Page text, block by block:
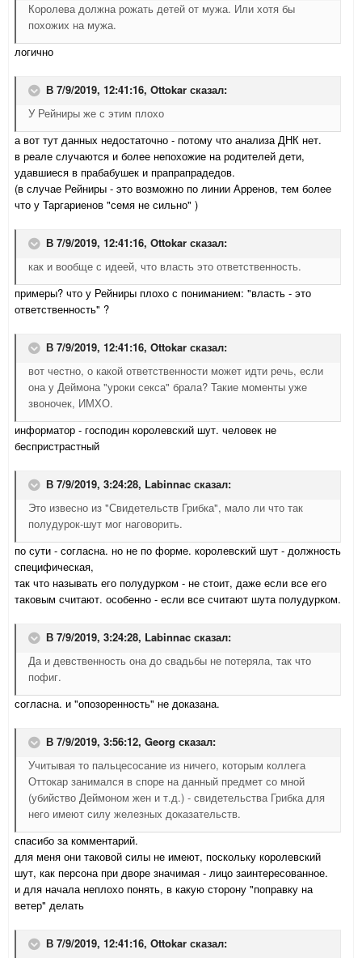
Королева должна рожать детей от мужа. Или хотя бы
похожих на мужа.
логично
В 7/9/2019, 12:41:16, Ottokar сказал:
У Рейниры же с этим плохо
а вот тут данных недостаточно - потому что анализа ДНК нет.
в реале случаются и более непохожие на родителей дети,
удавшиеся в прабабушек и прапрапрадедов.
(в случае Рейниры - это возможно по линии Арренов, тем более
что у Таргариенов "семя не сильно" )
В 7/9/2019, 12:41:16, Ottokar сказал:
как и вообще с идеей, что власть это ответственность.
примеры? что у Рейниры плохо с пониманием: "власть - это
ответственность" ?
В 7/9/2019, 12:41:16, Ottokar сказал:
вот честно, о какой ответственности может идти речь, если
она у Деймона "уроки секса" брала? Такие моменты уже
звоночек, ИМХО.
информатор - господин королевский шут. человек не
беспристрастный
В 7/9/2019, 3:24:28, Labinnac сказал:
Это извесно из "Свидетельств Грибка", мало ли что так
полудурок-шут мог наговорить.
по сути - согласна. но не по форме. королевский шут - должность
специфическая,
так что называть его полудурком - не стоит, даже если все его
таковым считают. особенно - если все считают шута полудурком.
В 7/9/2019, 3:24:28, Labinnac сказал:
Да и девственность она до свадьбы не потеряла, так что
пофиг.
согласна. и "опозоренность" не доказана.
В 7/9/2019, 3:56:12, Georg сказал:
Учитывая то пальцесосание из ничего, которым коллега
Оттокар занимался в споре на данный предмет со мной
(убийство Деймоном жен и т.д.) - свидетельства Грибка для
него имеют силу железных доказательств.
спасибо за комментарий.
для меня они таковой силы не имеют, поскольку королевский
шут, как персона при дворе значимая - лицо заинтересованное.
и для начала неплохо понять, в какую сторону "поправку на
ветер" делать
В 7/9/2019, 12:41:16, Ottokar сказал: